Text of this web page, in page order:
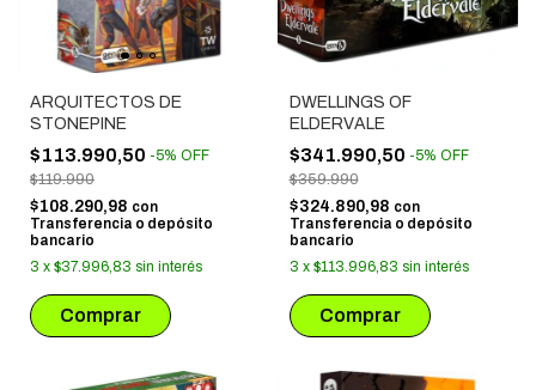
ARQUITECTOS DE
STONEPINE
$113.990,50 -5% OFF
$119.990
$108.290,98 con
Transferencia o depósito
bancario
3 x $37.996,83 sin interés
DWELLINGS OF
ELDERVALE
$341.990,50 -5% OFF
$359.990
$324.890,98 con
Transferencia o depósito
bancario
3 x $113.996,83 sin interés